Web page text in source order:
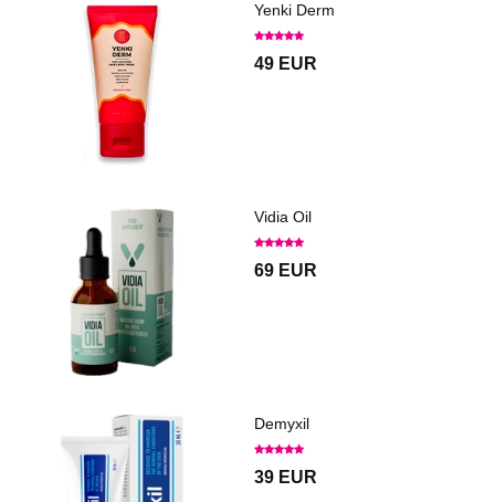
Yenki Derm
49 EUR
Vidia Oil
69 EUR
Demyxil
39 EUR